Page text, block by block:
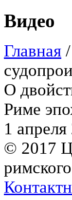
Видео
Главная /
О
Риме
1
© 2017